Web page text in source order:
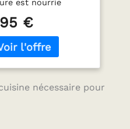
N°1 en Italie
pour les
et
fermentations
durées
est nourrie
naturels en
d'Italie. Elle
à tous les
préparations sans
€
nécessaire pour